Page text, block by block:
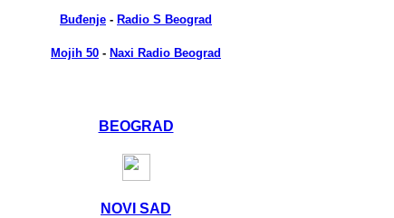
Buđenje - Radio S Beograd
Mojih 50 - Naxi Radio Beograd
BEOGRAD
NOVI SAD